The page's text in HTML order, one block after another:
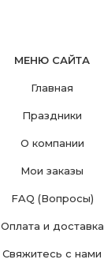
МЕНЮ САЙТА
Главная
Праздники
О компании
Мои заказы
FAQ (Вопросы)
Оплата и доставка
Свяжитесь с нами